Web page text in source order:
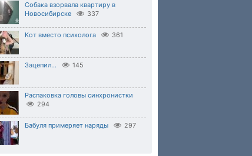
Собака взорвала квартиру в
Новосибирске
337
Кот вместо психолога 361
Зацепил... 145
Распаковка головы синхронистки
294
Бабуля примеряет наряды 297